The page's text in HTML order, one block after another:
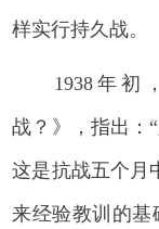
样实行持久战。
1938年初
战？》，指出：
这是抗战五个月
来经验教训的基